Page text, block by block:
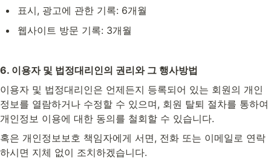
표시, 광고에 관한 기록: 6개월
웹사이트 방문 기록: 3개월
6. 이용자 및 법정대리인의 권리와 그 행사방법
이용자 및 법정대리인은 언제든지 등록되어 있는 회원의 개인
정보를 열람하거나 수정할 수 있으며, 회원 탈퇴 절차를 통하여
개인정보 이용에 대한 동의를 철회할 수 있습니다.
혹은 개인정보보호 책임자에게 서면, 전화 또는 이메일로 연락
하시면 지체 없이 조치하겠습니다.